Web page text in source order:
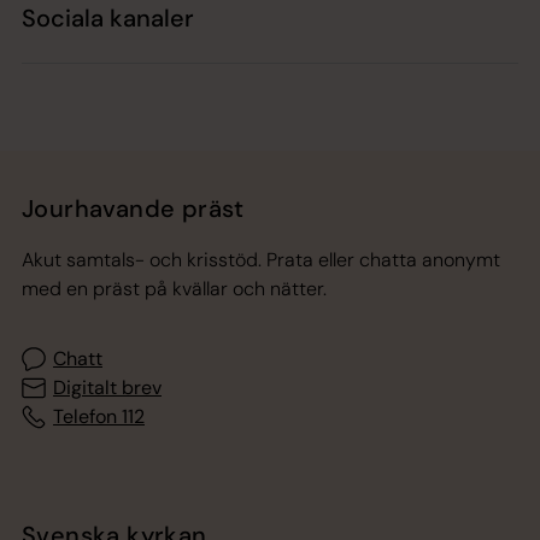
Sociala kanaler
Jourhavande präst
Akut samtals- och krisstöd. Prata eller chatta anonymt
med en präst på kvällar och nätter.
Chatt
Digitalt brev
Telefon 112